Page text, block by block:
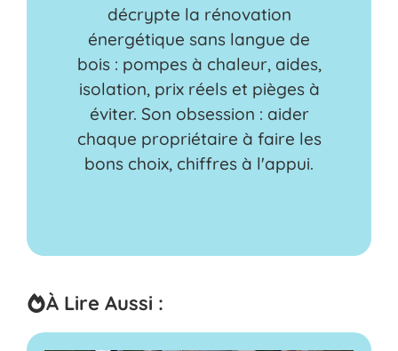
décrypte la rénovation
énergétique sans langue de
bois : pompes à chaleur, aides,
isolation, prix réels et pièges à
éviter. Son obsession : aider
chaque propriétaire à faire les
bons choix, chiffres à l'appui.
À Lire Aussi :